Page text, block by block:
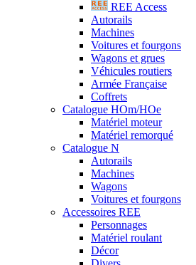
REE Access
Autorails
Machines
Voitures et fourgons
Wagons et grues
Véhicules routiers
Armée Française
Coffrets
Catalogue HOm/HOe
Matériel moteur
Matériel remorqué
Catalogue N
Autorails
Machines
Wagons
Voitures et fourgons
Accessoires REE
Personnages
Matériel roulant
Décor